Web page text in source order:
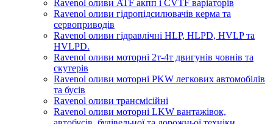
Ravenol оливи ATF акпп і CVTF варіаторів
Ravenol оливи гідропідсилювачів керма та
сервоприводів
Ravenol оливи гідравлічні HLP, HLPD, HVLP та
HVLPD.
Ravenol оливи моторні 2т-4т двигунів човнів та
скутерів
Ravenol оливи моторні PKW легкових автомобілів
та бусів
Ravenol оливи трансмісійні
Ravenol оливи моторні LKW вантажівок,